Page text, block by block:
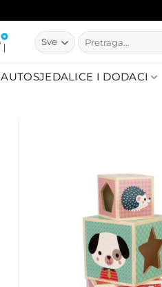
Pretraži:
AUTOSJEDALICE I DODACI